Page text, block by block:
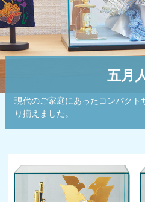
五月
現代のご家庭にあったコンパクト
り揃えました。